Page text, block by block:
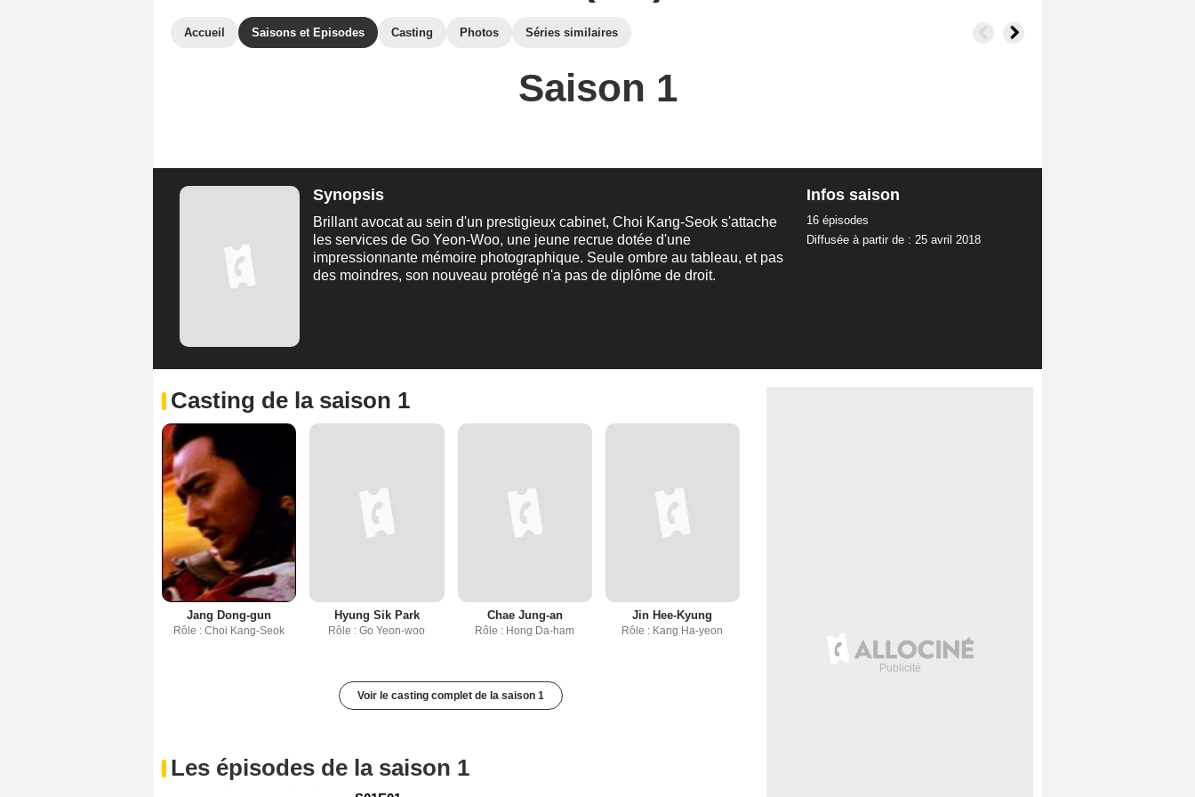
Accueil Saisons et Episodes Casting Photos Séries similaires
Saison 1
Synopsis
Brillant avocat au sein d'un prestigieux cabinet, Choi Kang-Seok s'attache
les services de Go Yeon-Woo, une jeune recrue dotée d'une
impressionnante mémoire photographique. Seule ombre au tableau, et pas
des moindres, son nouveau protégé n'a pas de diplôme de droit.
Infos saison
16 épisodes
Diffusée à partir de : 25 avril 2018
Casting de la saison 1
Jang Dong-gun
Rôle : Choi Kang-Seok
Hyung Sik Park
Rôle : Go Yeon-woo
Chae Jung-an
Rôle : Hong Da-ham
Jin Hee-Kyung
Rôle : Kang Ha-yeon
Voir le casting complet de la saison 1
Les épisodes de la saison 1